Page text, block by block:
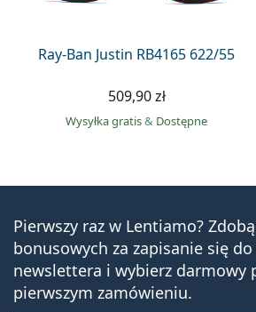
Ray-Ban Justin RB4165 622/55
509,90 zł
Wysyłka gratis& Dostępne
Pierwszy raz w Lentiamo?
bonusowych za zapisanie się
newslettera i wybierz darmowy
pierwszym zamówieniu.